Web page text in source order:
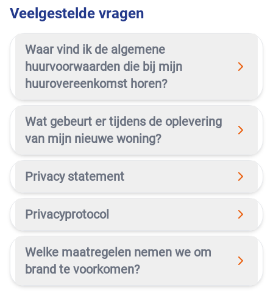
Veelgestelde vragen
Waar vind ik de algemene
huurvoorwaarden die bij mijn
huurovereenkomst horen?
Wat gebeurt er tijdens de oplevering
van mijn nieuwe woning?
Privacy statement
Privacyprotocol
Welke maatregelen nemen we om
brand te voorkomen?